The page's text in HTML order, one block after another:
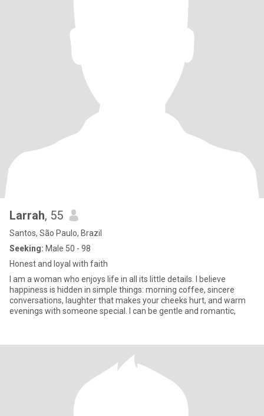
Larrah, 55
Santos, São Paulo, Brazil
Seeking: Male 50 - 98
Honest and loyal with faith
I am a woman who enjoys life in all its little details. I believe
happiness is hidden in simple things: morning coffee, sincere
conversations, laughter that makes your cheeks hurt, and warm
evenings with someone special. I can be gentle and romantic,